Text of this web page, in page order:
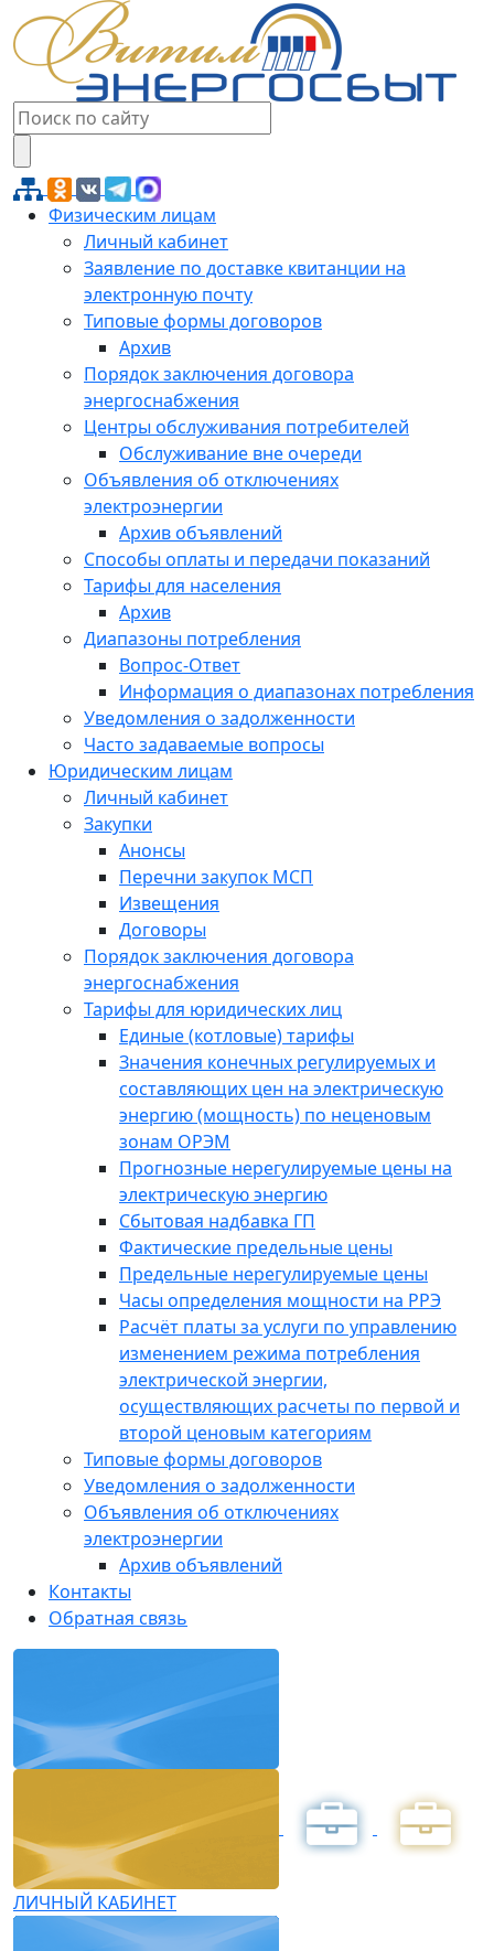
Физическим лицам
Личный кабинет
Заявление по доставке квитанции на
электронную почту
Типовые формы договоров
Архив
Порядок заключения договора
энергоснабжения
Центры обслуживания потребителей
Обслуживание вне очереди
Объявления об отключениях
электроэнергии
Архив объявлений
Способы оплаты и передачи показаний
Тарифы для населения
Архив
Диапазоны потребления
Вопрос-Ответ
Информация о диапазонах потребления
Уведомления о задолженности
Часто задаваемые вопросы
Юридическим лицам
Личный кабинет
Закупки
Анонсы
Перечни закупок МСП
Извещения
Договоры
Порядок заключения договора
энергоснабжения
Тарифы для юридических лиц
Единые (котловые) тарифы
Значения конечных регулируемых и
составляющих цен на электрическую
энергию (мощность) по неценовым
зонам ОРЭМ
Прогнозные нерегулируемые цены на
электрическую энергию
Сбытовая надбавка ГП
Фактические предельные цены
Предельные нерегулируемые цены
Часы определения мощности на РРЭ
Расчёт платы за услуги по управлению
изменением режима потребления
электрической энергии,
осуществляющих расчеты по первой и
второй ценовым категориям
Типовые формы договоров
Уведомления о задолженности
Объявления об отключениях
электроэнергии
Архив объявлений
Контакты
Обратная связь
ЛИЧНЫЙ КАБИНЕТ